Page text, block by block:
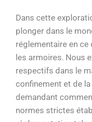
Dans cette
plonger dans le
réglementaire en
les armoires. Nous
respectifs dans le
confinement et de
demandant
normes strictes